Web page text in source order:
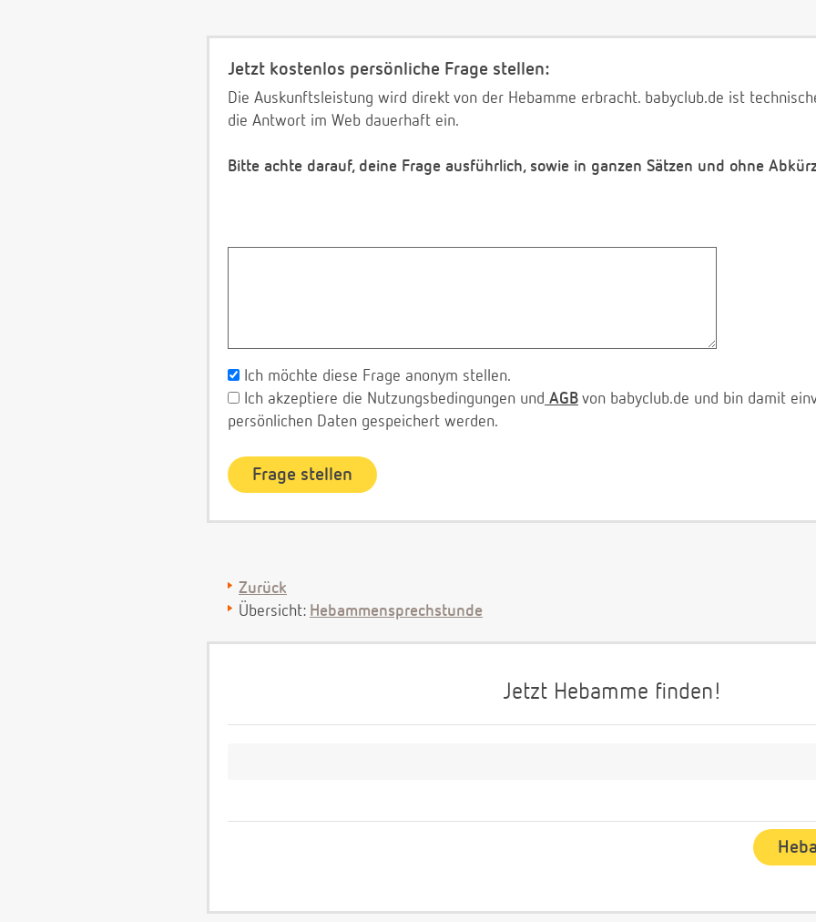
Jetzt kostenlos persönliche Frage stellen:
Die Auskunftsleistung wird direkt von der Hebamme erbracht. babyclub.de ist
die Antwort im Web dauerhaft ein.
Bitte achte darauf, deine Frage ausführlich, sowie in ganzen Sätzen und ohne
Ich möchte diese Frage anonym stellen.
Ich akzeptiere die Nutzungsbedingungen und AGB von babyclub.de und bin damit
persönlichen Daten gespeichert werden.
Zurück
Übersicht: Hebammensprechstunde
Jetzt Hebamme finden!